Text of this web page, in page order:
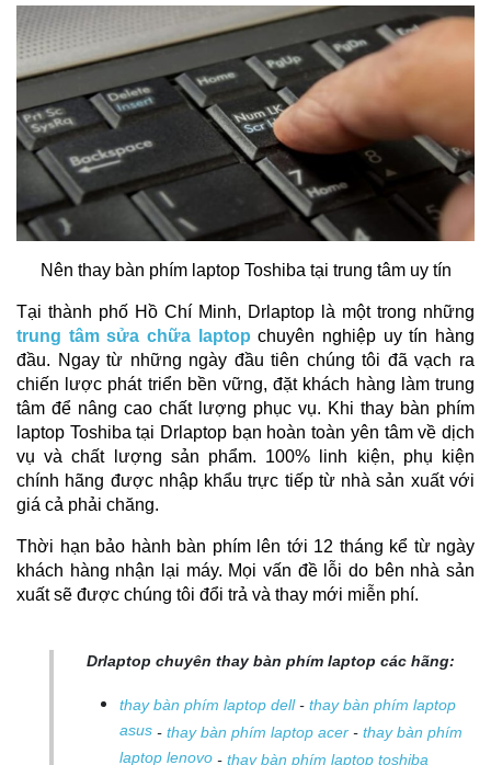
Nên thay bàn phím laptop Toshiba tại trung tâm uy tín
trung tâm sửa chữa laptop chuyên nghiệp uy tín hàng
đầu. Ngay từ những ngày đầu tiên chúng tôi đã vạch ra
chiến lược phát triển bền vững, đặt khách hàng làm trung
tâm để nâng cao chất lượng phục vụ. Khi thay bàn phím
laptop Toshiba tại Drlaptop bạn hoàn toàn yên tâm về dịch
vụ và chất lượng sản phẩm. 100% linh kiện, phụ kiện
chính hãng được nhập khẩu trực tiếp từ nhà sản xuất với
giá cả phải chăng.
Thời hạn bảo hành bàn phím lên tới 12 tháng kể từ ngày
khách hàng nhận lại máy. Mọi vấn đề lỗi do bên nhà sản
xuất sẽ được chúng tôi đổi trả và thay mới miễn phí.
Drlaptop chuyên thay bàn phím laptop các hãng:
thay bàn phím laptop dell- thay bàn phím laptop
asus - thay bàn phím laptop acer - thay bàn phím
laptop lenovo - thay bàn phím laptop toshiba